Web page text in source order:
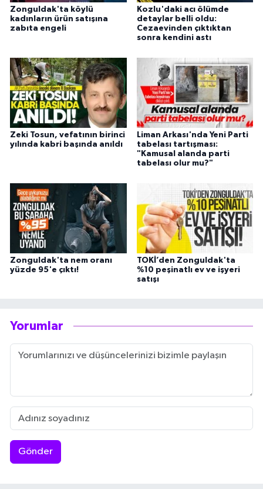
Zonguldak'ta köylü
kadınların ürün satışına
zabıta engeli
Kozlu'daki acı ölümde
detaylar belli oldu:
Cezaevinden çıktıktan
sonra kendini astı
Zeki Tosun, vefatının birinci
yılında kabri başında anıldı
Liman Arkası'nda Yeni Parti
tabelası tartışması:
"Kamusal alanda parti
tabelası olur mu?"
Zonguldak'ta nem oranı
yüzde 95'e çıktı!
TOKİ’den Zonguldak'ta
%10 peşinatlı ev ve işyeri
satışı
Yorumlar
Gönder